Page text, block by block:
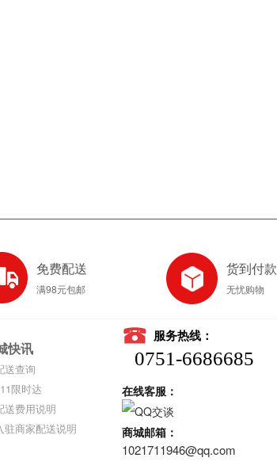
免费配送
满98元包邮
货到付款
无忧购物
快讯
送查询
限时达
送费用说明
驻商家配送说明
服务热线：
0751-6686685
在线客服：
商城邮箱：
1021711946@qq.com